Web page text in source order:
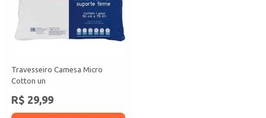
Travesseiro Camesa Micro
Cotton un
R$ 29,99